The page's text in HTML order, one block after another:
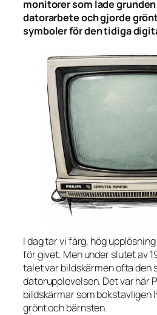
monitorer som lade
datorarbete och gjorde
symboler för den tidiga
I dag tar vi färg, hög
för givet. Men under slutet av
talet var bildskärmen ofta den
datorupplevelsen. Det var här
bildskärmar som bokstavligen
grönt och bärnsten.